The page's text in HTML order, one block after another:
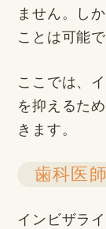
ません。し
ことは可能で
ここでは、
を抑えるた
きます。
歯科医
インビザラ